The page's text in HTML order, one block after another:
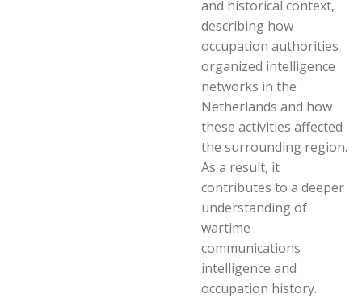
and historical context,
describing how
occupation authorities
organized intelligence
networks in the
Netherlands and how
these activities affected
the surrounding region.
As a result, it
contributes to a deeper
understanding of
wartime
communications
intelligence and
occupation history.